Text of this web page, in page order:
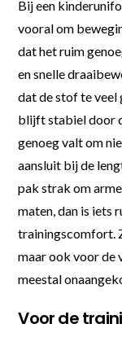
Bij een
vooral om
dat het ruim
en snelle
dat de stof te
blijft stabiel door
genoeg valt om
aansluit bij de
pak strak om
maten, dan is iets
trainingscomfort.
maar ook voor de
meestal
Voor de